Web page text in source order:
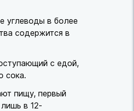
углеводы в более
содержится в
с едой,
сока.
пищу, первый
в 12-